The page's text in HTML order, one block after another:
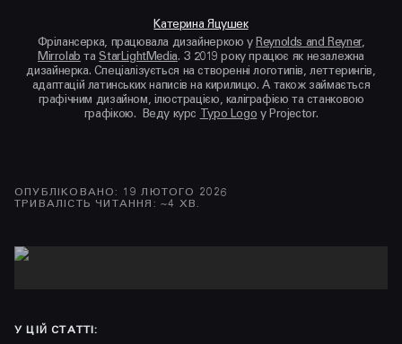
Катерина Яцушек
Фрілансерка, працювала дизайнеркою уReynolds and Reyner,
Mirrolab таStarLightMedia. З 2019 року працює як незалежна
дизайнерка. Спеціалізується на створенні логотипів, леттерингів,
адаптацій латинських написів на кирилицю. А також займається
графічним дизайном, ілюстрацією, каліграфією та станковою
графікою. Веду курс
Typo Logo у Projector.
ОПУБЛІКОВАНО :
19 ЛЮТОГО 2026
ТРИВАЛІСТЬ ЧИТАННЯ : ~4 ХВ.
У ЦІЙ СТАТТІ: